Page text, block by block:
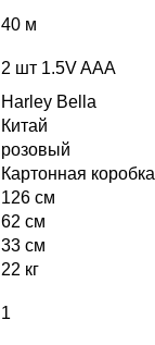
40 м
2 шт 1.5V AAA
Harley Bella
Китай
розовый
Картонная коробка
126 см
62 см
33 см
22 кг
1